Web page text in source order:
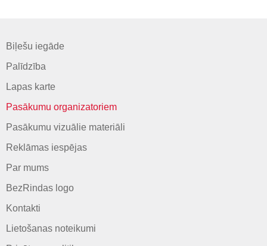
Biļešu iegāde
Palīdzība
Lapas karte
Pasākumu organizatoriem
Pasākumu vizuālie materiāli
Reklāmas iespējas
Par mums
BezRindas logo
Kontakti
Lietošanas noteikumi